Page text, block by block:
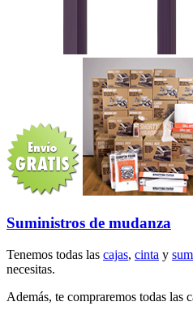
Suministros de mudanza
Tenemos todas las cajas, cinta y
necesitas.
Además, te compraremos todas las